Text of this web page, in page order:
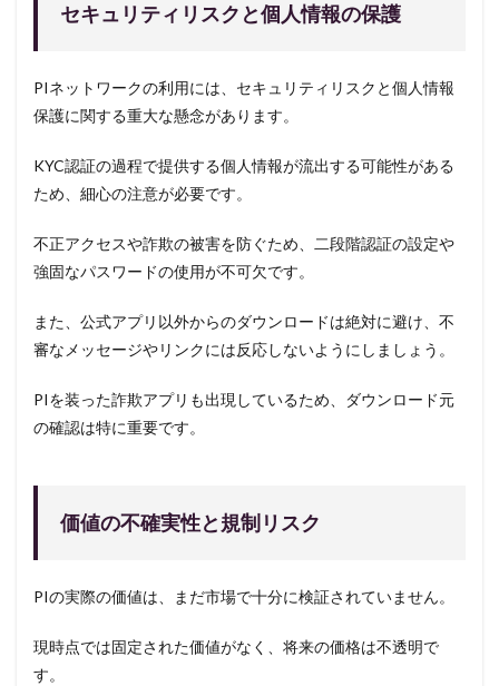
セキュリティリスクと個人情報の保護
PIネットワークの利用には、セキュリティリスクと個人情報
保護に関する重大な懸念があります。
KYC認証の過程で提供する個人情報が流出する可能性がある
ため、細心の注意が必要です。
不正アクセスや詐欺の被害を防ぐため、二段階認証の設定や
強固なパスワードの使用が不可欠です。
また、公式アプリ以外からのダウンロードは絶対に避け、不
審なメッセージやリンクには反応しないようにしましょう。
PIを装った詐欺アプリも出現しているため、ダウンロード元
の確認は特に重要です。
価値の不確実性と規制リスク
PIの実際の価値は、まだ市場で十分に検証されていません。
現時点では固定された価値がなく、将来の価格は不透明で
す。